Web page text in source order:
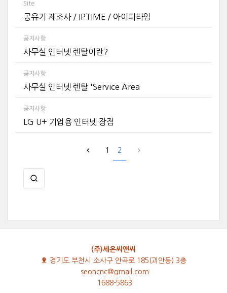
Site
공유기 제조사 / IPTIME / 아이피타임
공지사항
사무실 인터넷 렌탈이란?
공지사항
사무실 인터넷 렌탈 'Service Area
공지사항
LG U+ 기업용 인터넷 장점
1 2
(주)세온씨앤씨
경기도 부천시 소사구 안곡로 185(괴안동) 3층
seoncnc@gmail.com
1688-5863